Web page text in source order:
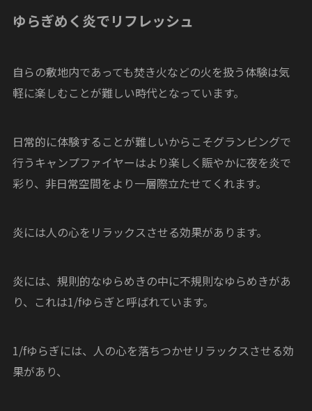
ゆらぎめく炎でリフレッシュ
自らの敷地内であっても焚き火などの火を扱う体験は気
軽に楽しむことが難しい時代となっています。
日常的に体験することが難しいからこそグランピングで
行うキャンプファイヤーはより楽しく賑やかに夜を炎で
彩り、非日常空間をより一層際立たせてくれます。
炎には人の心をリラックスさせる効果があります。
炎には、規則的なゆらめきの中に不規則なゆらめきがあ
り、これは1/fゆらぎと呼ばれています。
1/fゆらぎには、人の心を落ちつかせリラックスさせる効
果があり、